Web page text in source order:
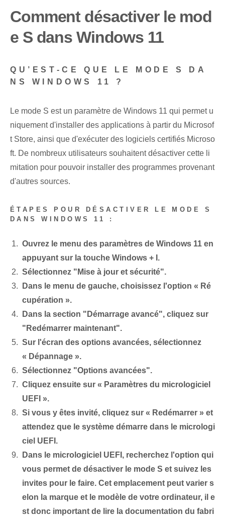
Comment désactiver le mod
e S dans Windows 11
QU’EST-CE QUE LE MODE S DA
NS WINDOWS 11 ?
Le mode S est un paramètre de Windows 11 qui permet u
niquement d'installer des applications à partir du Microsof
t Store, ainsi que d'exécuter des logiciels certifiés Microso
ft. De nombreux utilisateurs souhaitent désactiver cette li
mitation pour pouvoir installer des programmes provenant
d'autres sources.
ÉTAPES POUR DÉSACTIVER LE MODE S
DANS WINDOWS 11 :
Ouvrez le menu des paramètres de Windows 11 en
appuyant sur la touche Windows + I.
Sélectionnez "Mise à jour et sécurité".
Dans le menu de gauche, choisissez l'option « Ré
cupération ».
Dans la section "Démarrage avancé", cliquez sur
"Redémarrer maintenant".
Sur l'écran des options avancées, sélectionnez
« Dépannage ».
Sélectionnez "Options avancées".
Cliquez ensuite sur « Paramètres du micrologiciel
UEFI ».
Si vous y êtes invité, cliquez sur « Redémarrer » et
attendez que le système démarre dans le micrologi
ciel UEFI.
Dans le micrologiciel UEFI, recherchez l'option qui
vous permet de désactiver le mode S et suivez les
invites pour le faire. Cet emplacement peut varier s
elon la marque et le modèle de votre ordinateur, il e
st donc important de lire la documentation du fabri